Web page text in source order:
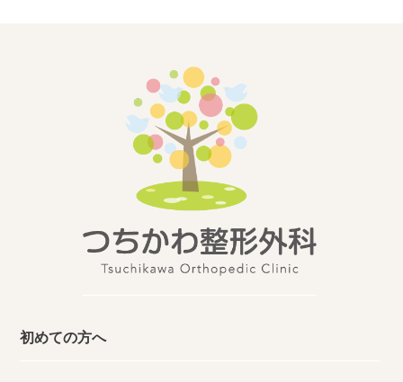
初めての方へ